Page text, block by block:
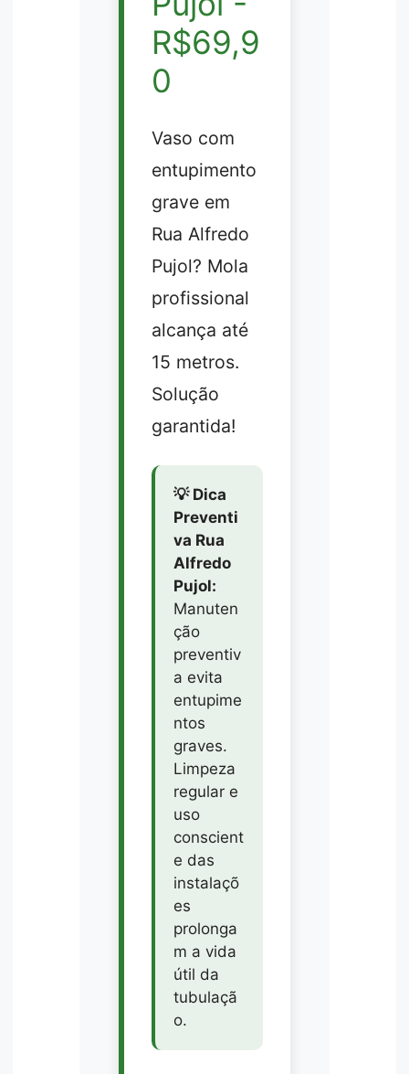
R$69,9
0
Vaso com
entupimento
grave em
Rua Alfredo
Pujol? Mola
profissional
alcança até
15 metros.
Solução
garantida!
💡 Dica
Preventi
va Rua
Alfredo
Pujol:
Manuten
ção
preventiv
a evita
entupime
ntos
graves.
Limpeza
regular e
uso
conscient
e das
instalaçõ
es
prolonga
m a vida
útil da
tubulaçã
o.